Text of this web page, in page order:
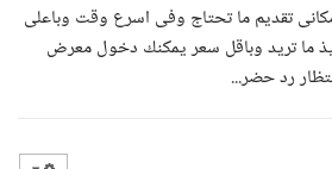
تقديم ما تحتاج وفى اسرع وقت وباعلى
ما تريد وباقل سعر يمكنك دخول معرض
رد حضر...